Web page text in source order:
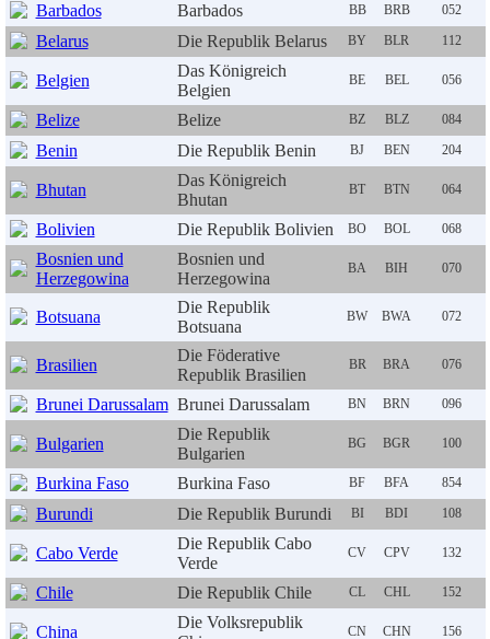
Barbados Barbados BB BRB 052
Belarus Die Republik Belarus BY BLR 112
Belgien
Das Königreich
Belgien
BE BEL 056
Belize Belize BZ BLZ 084
Benin Die Republik Benin BJ BEN 204
Bhutan
Das Königreich
Bhutan
BT BTN 064
Bolivien Die Republik Bolivien BO BOL 068
Bosnien und
Herzegowina
Bosnien und
Herzegowina
BA BIH 070
Botsuana
Die Republik
Botsuana
BW BWA 072
Brasilien
Die Föderative
Republik Brasilien
BR BRA 076
Brunei Darussalam Brunei Darussalam BN BRN 096
Bulgarien
Die Republik
Bulgarien
BG BGR 100
Burkina Faso Burkina Faso BF BFA 854
Burundi Die Republik Burundi BI BDI 108
Cabo Verde
Die Republik Cabo
Verde
CV CPV 132
Chile Die Republik Chile CL CHL 152
China
Die Volksrepublik
CN CHN 156